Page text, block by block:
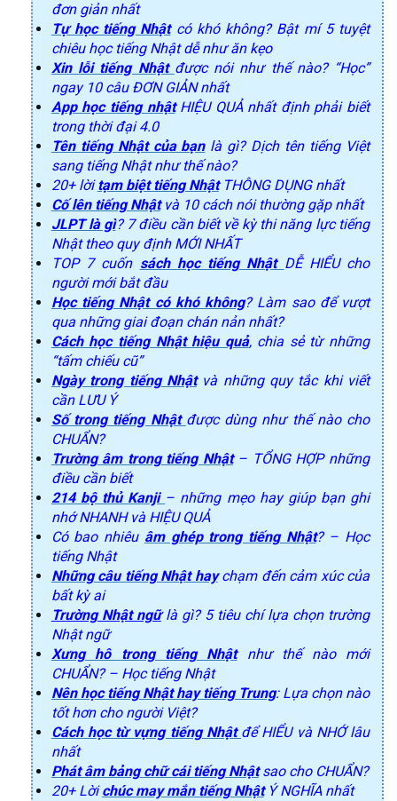
đơn giản nhất
Tự học tiếng Nhậtcó khó không? Bật mí 5 tuyệt
chiêu học tiếng Nhật dễ như ăn kẹo
Xin lỗi tiếng Nhật được nói như thế nào? “Học”
ngay 10 câu ĐƠN GIẢN nhất
App học tiếng nhậtHIỆU QUẢ nhất định phải biết
trong thời đại 4.0
Tên tiếng Nhật của bạnlà gì? Dịch tên tiếng Việt
sang tiếng Nhật như thế nào?
20+ lờitạm biệt tiếng NhậtTHÔNG DỤNG nhất
Cố lên tiếng Nhậtvà 10 cách nói thường gặp nhất
JLPT là gì? 7 điều cần biết về kỳ thi năng lực tiếng
Nhật theo quy định MỚI NHẤT
TOP 7 cuốn sách học tiếng Nhật DỄ HIỂU cho
người mới bắt đầu
Học tiếng Nhật có khó không? Làm sao để vượt
qua những giai đoạn chán nản nhất?
Cách học tiếng Nhật hiệu quả, chia sẻ từ những
“tấm chiếu cũ”
Ngày trong tiếng Nhậtvà những quy tắc khi viết
cần LƯU Ý
Số trong tiếng Nhật được dùng như thế nào cho
CHUẨN?
Trường âm trong tiếng Nhật– TỔNG HỢP những
điều cần biết
214 bộ thủ Kanji – những mẹo hay giúp bạn ghi
nhớ NHANH và HIỆU QUẢ
Có bao nhiêu âm ghép trong tiếng Nhật? – Học
tiếng Nhật
Những câu tiếng Nhật haychạm đến cảm xúc của
bất kỳ ai
Trường Nhật ngữ là gì? 5 tiêu chí lựa chọn trường
Nhật ngữ
Xưng hô trong tiếng Nhậtnhư thế nào mới
CHUẨN? – Học tiếng Nhật
Nên học tiếng Nhật hay tiếng Trung: Lựa chọn nào
tốt hơn cho người Việt?
Cách học từ vựng tiếng Nhật để HIỂU và NHỚ lâu
nhất
Phát âm bảng chữ cái tiếng Nhậtsao cho CHUẨN?
20+ Lờichúc may mắn tiếng NhậtÝ NGHĨA nhất